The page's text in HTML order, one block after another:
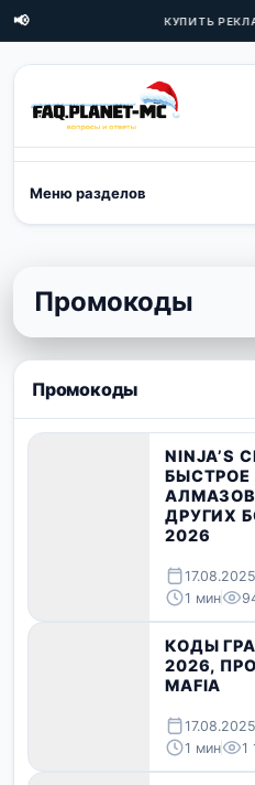
📢 КУПИТЬ
Меню разделов
Промокоды
Промокоды
NINJA’S
БЫСТРОЕ
ДРУГИХ
2026
17.08.2025
1 мин
КОДЫ
2026,
MAFIA
17.08.2025
1 мин
1